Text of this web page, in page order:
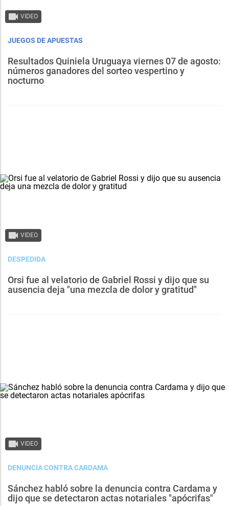
VIDEO
JUEGOS DE APUESTAS
Resultados Quiniela Uruguaya viernes 07 de agosto:
números ganadores del sorteo vespertino y
nocturno
VIDEO
DESPEDIDA
Orsi fue al velatorio de Gabriel Rossi y dijo que su
ausencia deja "una mezcla de dolor y gratitud"
VIDEO
DENUNCIA CONTRA CARDAMA
Sánchez habló sobre la denuncia contra Cardama y
dijo que se detectaron actas notariales "apócrifas"